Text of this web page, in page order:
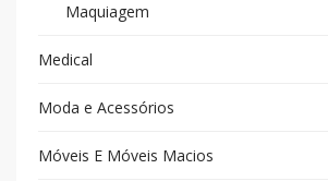
Maquiagem
Medical
Moda e Acessórios
Móveis E Móveis Macios